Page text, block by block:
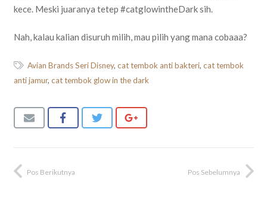
kece. Meski juaranya tetep #catglowintheDark sih.
Nah, kalau kalian disuruh milih, mau pilih yang mana cobaaa?
Avian Brands Seri Disney, cat tembok anti bakteri, cat tembok
anti jamur, cat tembok glow in the dark
Pos Sebelumnya
Pos Berikutnya